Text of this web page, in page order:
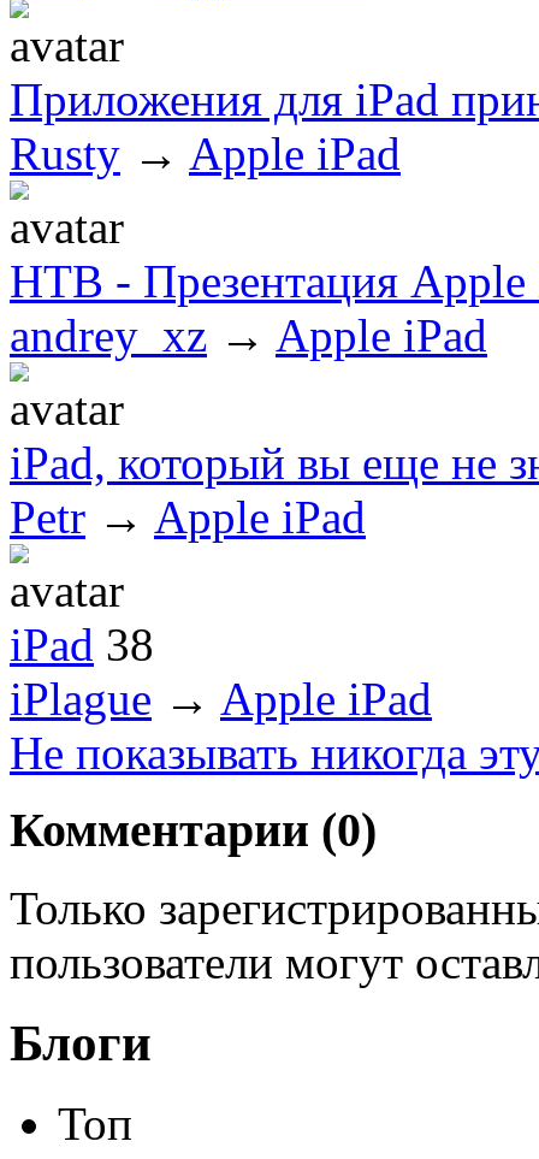
Приложения для iPad
Rusty → Apple iPad
НТВ - Презентация Apple
andrey_xz → Apple iPad
iPad, который вы еще не
Petr → Apple iPad
iPad 38
iPlague → Apple iPad
Не показывать никогда
Комментарии (0)
Только
пользователи могут
Блоги
Топ